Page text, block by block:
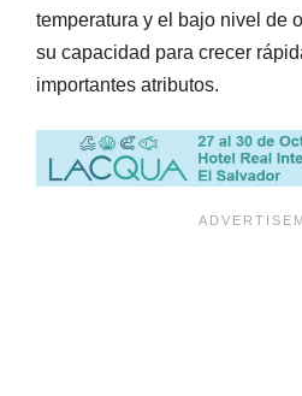
temperatura y el bajo nivel de
su capacidad para crecer
importantes atributos.